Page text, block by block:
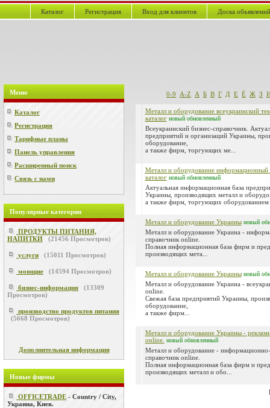
Каталог Регистрация Вход для клиентов Доска объявлений
Меню
Каталог
Регистрация
Тарифные планы
Панель управления
Расширенный поиск
Связь с нами
Популярные категории
ПРОДУКТЫ ПИТАНИЯ,
НАПИТКИ
(21456 Просмотров)
услуги (15011 Просмотров)
моющие (14594 Просмотров)
бизнес-информация (13309
Просмотров)
производство продуктов питания
(5668 Просмотров)
Дополнительная информация
Новые фирмы
OFFICETRADE - Country / City,
Украина, Киев.
0-9 A-Z А Б В Г Д Е Ё Ж З
Металл и оборудование всеукраинский
каталог новый обновленный
Всеукраинский бизнес-справочник.
предприятий и организаций Украины,
оборудование,
а также фирм, торгующих ме...
Металл и оборудование информационный
каталог новый обновленный
Актуальная информационная база
Украины, производящих металл и
а также фирм, торгующих оборудованием
Металл и оборудование Украины новый
Металл и оборудование Украина -
справочник online.
Полная информационная база фирм и
производящих мета...
Металл и оборудование Украины новый
Металл и оборудование Украина -
online.
Свежая база предприятий Украины,
оборудование,
а также фирм...
Металл и оборудование Украины -
online. новый обновленный
Металл и оборудование -
справочник online.
Полная информационная база фирм и
производящих металл и обо...